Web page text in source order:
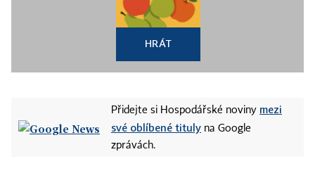
HRÁT
Přidejte si Hospodářské noviny mezi
své oblíbené tituly na Google
zprávách.